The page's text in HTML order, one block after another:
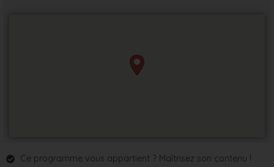
Ce programme vous appartient ? Maîtrisez son contenu !